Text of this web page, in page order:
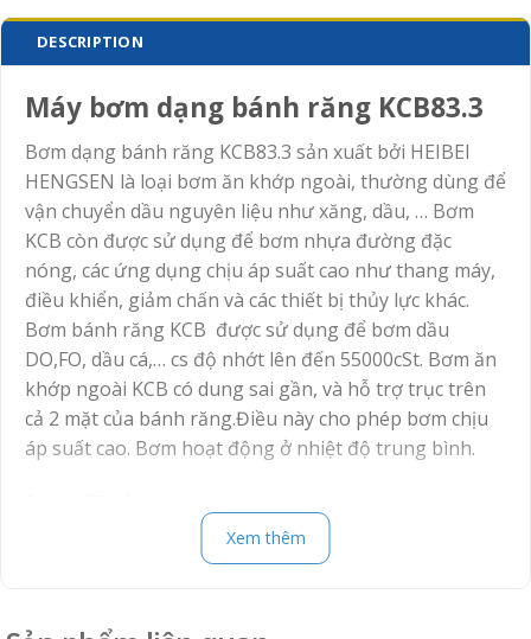
DESCRIPTION
Máy bơm dạng bánh răng KCB83.3
Bơm dạng bánh răng KCB83.3 sản xuất bởi HEIBEI
HENGSEN là loại bơm ăn khớp ngoài, thường dùng để
vận chuyển dầu nguyên liệu như xăng, dầu, … Bơm
KCB còn được sử dụng để bơm nhựa đường đặc
nóng, các ứng dụng chịu áp suất cao như thang máy,
điều khiển, giảm chấn và các thiết bị thủy lực khác.
Bơm bánh răng KCB được sử dụng để bơm dầu
DO,FO, dầu cá,… cs độ nhớt lên đến 55000cSt. Bơm ăn
khớp ngoài KCB có dung sai gần, và hỗ trợ trục trên
cả 2 mặt của bánh răng.Điều này cho phép bơm chịu
áp suất cao. Bơm hoạt động ở nhiệt độ trung bình.
tháo lắp đơn giản, dễ bảo trì, bảo dưỡng, giá thành
rẻ, tiết kiệm được cho nhà đầu tư.
Xem thêm